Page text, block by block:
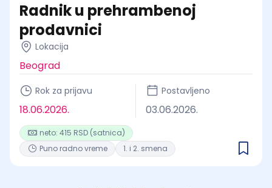
Radnik u prehrambenoj
prodavnici
Lokacija
Beograd
Rok za prijavu
18.06.2026.
Postavljeno
03.06.2026.
neto: 415 RSD (satnica)
Puno radno vreme
1. i 2. smena